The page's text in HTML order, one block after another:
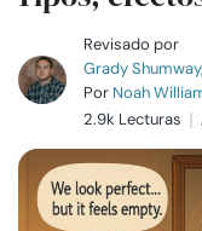
Casarse
Relaciones
Familia
Revisado por
Grady
Por Noah
2.9k Lecturas